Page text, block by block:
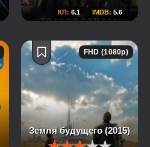
КП: 6.1 IMDB: 5.6
Земля будущего (2015)
FHD (1080p)